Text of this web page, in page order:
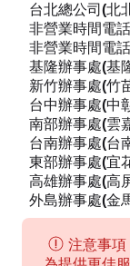
台北總公司(北
非營業時間電
非營業時間電
基隆辦事處(基
新竹辦事處(竹
台中辦事處(中
南部辦事處(雲
台南辦事處(台
東部辦事處(宜
高雄辦事處(高
外島辦事處(金
注意事項